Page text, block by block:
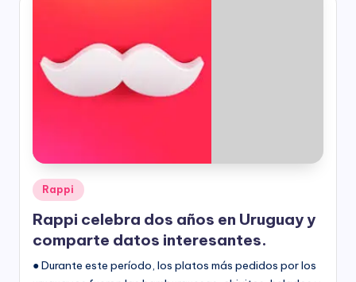
Publicado
en
Rappi
Rappi celebra dos años en Uruguay y
comparte datos interesantes.
● Durante este período, los platos más pedidos por los